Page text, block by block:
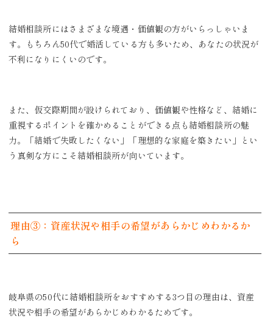
結婚相談所にはさまざまな境遇・価値観の方がいらっしゃいま
す。もちろん50代で婚活している方も多いため、あなたの状況が
不利になりにくいのです。
また、仮交際期間が設けられており、価値観や性格など、結婚に
重視するポイントを確かめることができる点も結婚相談所の魅
力。「結婚で失敗したくない」「理想的な家庭を築きたい」とい
う真剣な方にこそ結婚相談所が向いています。
理由③：資産状況や相手の希望があらかじめわかるか
ら
岐阜県の50代に結婚相談所をおすすめする3つ目の理由は、資産
状況や相手の希望があらかじめわかるためです。